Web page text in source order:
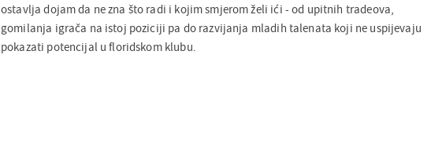
ostavlja dojam da ne zna što radi i kojim smjerom želi ići - od upitnih tradeova,
gomilanja igrača na istoj poziciji pa do razvijanja mladih talenata koji ne uspijevaju
pokazati potencijal u floridskom klubu.